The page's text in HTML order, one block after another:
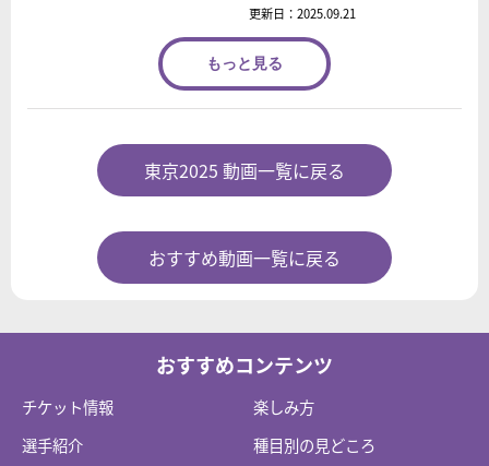
更新日：2025.09.21
もっと見る
東京2025 動画一覧に戻る
おすすめ動画一覧に戻る
おすすめコンテンツ
チケット情報
楽しみ方
選手紹介
種目別の見どころ